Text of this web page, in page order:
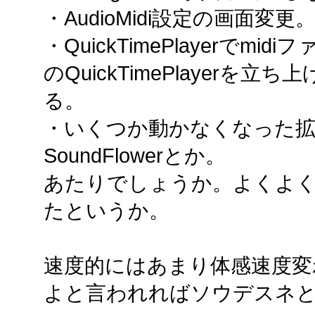
・AudioMidi設定の画面変更。
・QuickTimePlayerでmidi
のQuickTimePlayerを立ち
る。
・いくつか動かなくなった
SoundFlowerとか。
あたりでしょうか。よくよ
たというか。
速度的にはあまり体感速度
よと言われればソウデスネ